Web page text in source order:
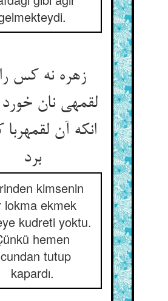
زهره نه کس
لقمه‏ی نان
انکه آن
برد
kimsenin
lokma ekmek
kudreti yoktu.
hemen
tutup
kapardı.